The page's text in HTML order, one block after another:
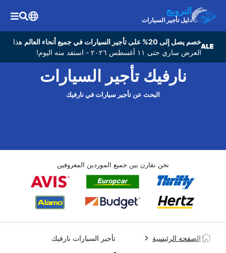
النرويج
دليل تأجير السيارات
خصم يصل إلى 20% على تأجير السيارات في جميع أنحاء العالم
هذا
العرض ساري حتى ١١ أغسطس ٢٠٢٦ - استفد منه اليوم!
نارفيك تأجير السيارات
البحث عن تأجير سيارات في نارفيك
نحن نقارن بين جميع الموردين المعروفين
الصفحة الرئيسية تأجير السيارات نارفيك